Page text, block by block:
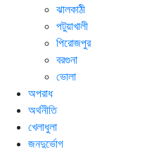
ঝালকাঠী
পটুয়াখালী
পিরোজপুর
বরগুনা
ভোলা
অপরাধ
অর্থনীতি
খেলাধুলা
জনদুর্ভোগ